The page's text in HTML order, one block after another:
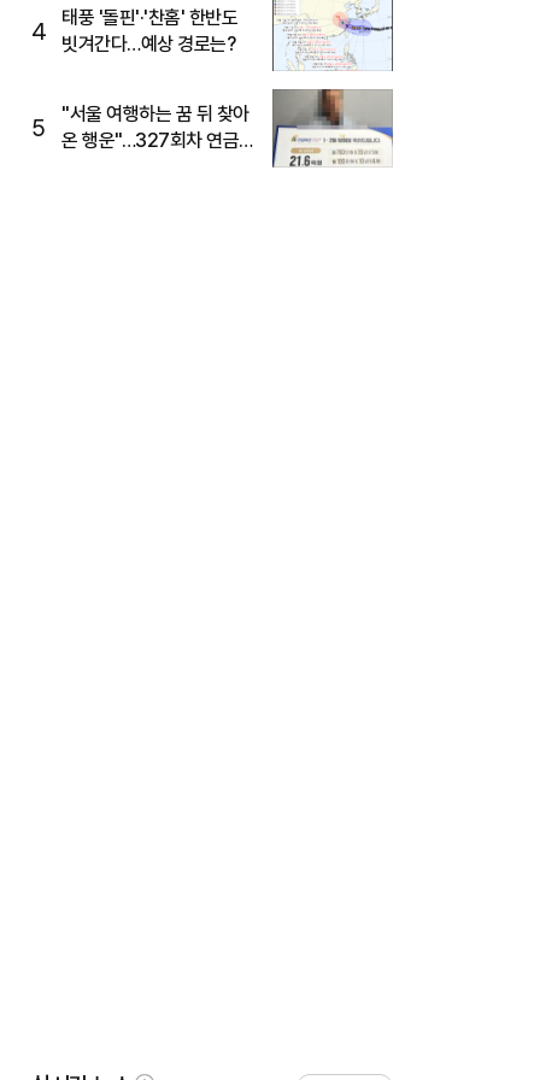
4
태풍 '돌핀'·'찬홈' 한반도
빗겨간다…예상 경로는?
5
"서울 여행하는 꿈 뒤 찾아
온 행운"…327회차 연금